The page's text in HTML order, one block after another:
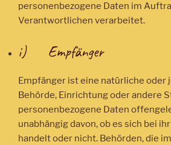
personenbezogene Daten im
Verantwortlichen verarbeitet.
i) Empfänger
Empfänger ist eine natürliche oder
Behörde, Einrichtung oder andere
personenbezogene Daten
unabhängig davon, ob es sich bei
handelt oder nicht. Behörden, die